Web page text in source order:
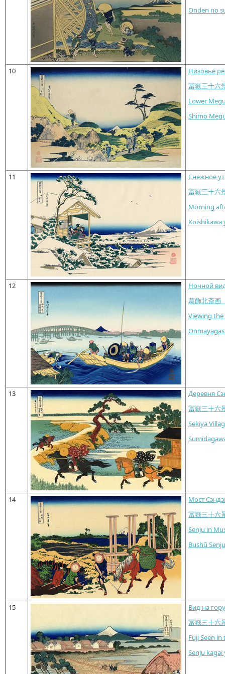
Onden no
10
Низовье
冨嶽三十
Lower
Shimo
11
Снежное
冨嶽三十
Morning
Koishikawa
12
Ночной
葛飾北斎
Viewing
13
Деревня
冨嶽三十六
Sekiya
14
Мост
冨嶽三十
Senju in
Bushū Senju
15
Вид на
冨嶽三十六
Fuji Seen
Senju